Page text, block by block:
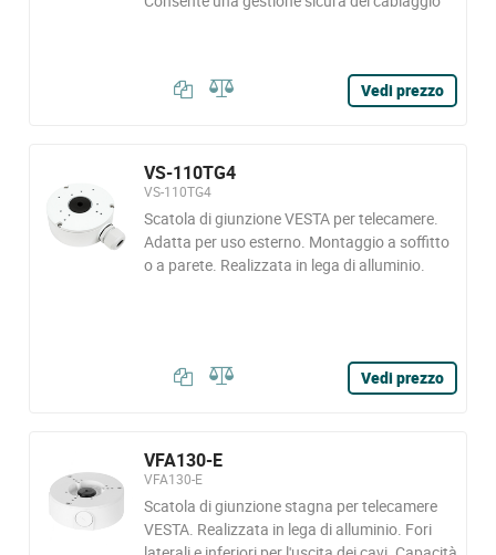
Vedi prezzo
VS-110TG4
VS-110TG4
Scatola di giunzione VESTA per telecamere.
Adatta per uso esterno. Montaggio a soffitto
o a parete. Realizzata in lega di alluminio.
Vedi prezzo
VFA130-E
VFA130-E
Scatola di giunzione stagna per telecamere
VESTA. Realizzata in lega di alluminio. Fori